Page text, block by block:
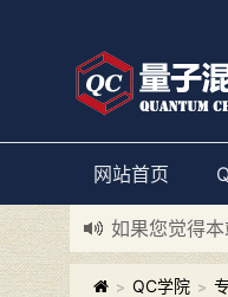
网站首页
如果您觉得
新添加量子
> QC学院 >